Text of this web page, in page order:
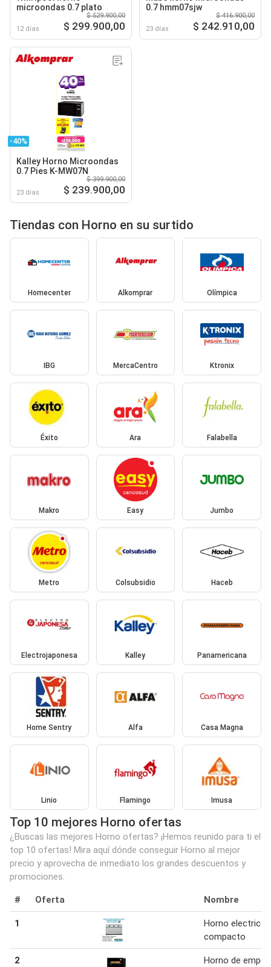
microondas 0.7 plato
12 días
$ 529.900,00
$ 299.900,00
0.7 hmm07sjw
23 días
$ 416.900,00
$ 242.910,00
-40%
Kalley Horno Microondas
0.7 Pies K-MW07N
23 días
$ 399.900,00
$ 239.900,00
Tiendas con Horno en su surtido
Homecenter Alkomprar Olímpica
IBG MercaCentro Ktronix
Éxito Ara Falabella
Makro Easy Jumbo
Metro Colsubsidio Haceb
Electrojaponesa Kalley Panamericana
Home Sentry Alfa Casa Magna
Linio Flamingo Imusa
Top 10 mejores Horno ofertas
¿Buscas las mejores Horno ofertas? ¡Hemos reunido para ti el
top 10 ofertas! Mira aquí dónde conseguir Horno al mejor
precio y aprovecha de inmediato los grandes descuentos y
promociones.
# Oferta Nombre
1
Horno electrico
compacto
2
Horno de